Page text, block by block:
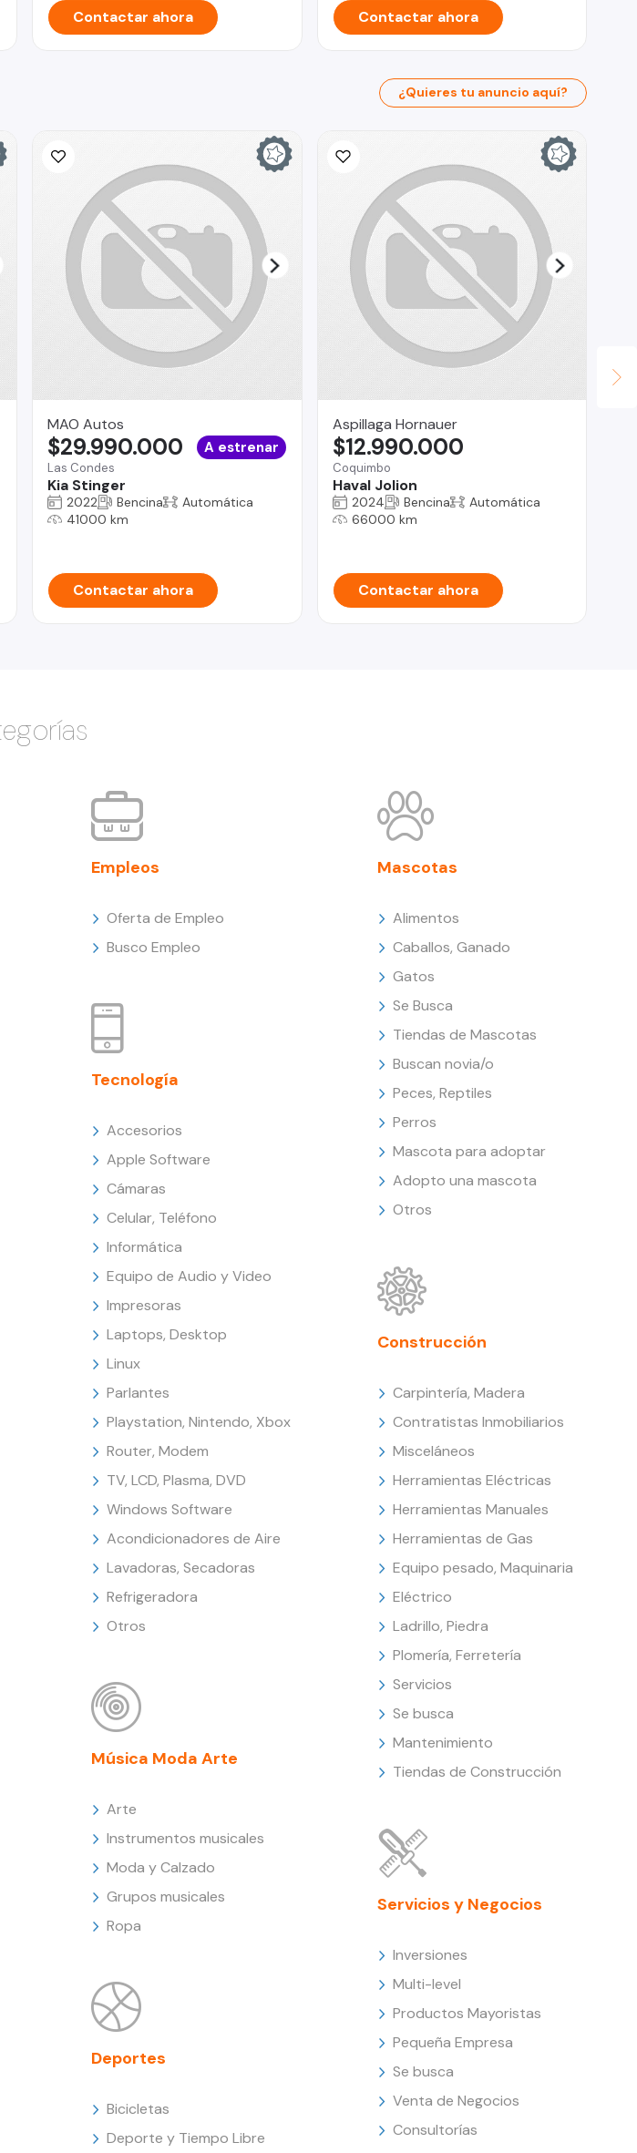
Contactar ahora Contactar ahora
¿Quieres tu anuncio aquí?
MAO Autos
Las Condes
Kia Stinger
$29.990.000 A estrenar
2022 Bencina
Automática
41000 km
Contactar ahora
Aspillaga Hornauer
Coquimbo
Haval Jolion
$12.990.000
2024 Bencina
Automática
66000 km
Contactar ahora
Empleos
Oferta de Empleo
Busco Empleo
Tecnología
Accesorios
Apple Software
Cámaras
Celular, Teléfono
Informática
Equipo de Audio y Video
Impresoras
Laptops, Desktop
Linux
Parlantes
Playstation, Nintendo, Xbox
Router, Modem
TV, LCD, Plasma, DVD
Windows Software
Acondicionadores de Aire
Lavadoras, Secadoras
Refrigeradora
Otros
Música Moda Arte
Arte
Instrumentos musicales
Moda y Calzado
Grupos musicales
Ropa
Deportes
Bicicletas
Deporte y Tiempo Libre
Mascotas
Alimentos
Caballos, Ganado
Gatos
Se Busca
Tiendas de Mascotas
Buscan novia/o
Peces, Reptiles
Perros
Mascota para adoptar
Adopto una mascota
Otros
Construcción
Carpintería, Madera
Contratistas Inmobiliarios
Misceláneos
Herramientas Eléctricas
Herramientas Manuales
Herramientas de Gas
Equipo pesado, Maquinaria
Eléctrico
Ladrillo, Piedra
Plomería, Ferretería
Servicios
Se busca
Mantenimiento
Tiendas de Construcción
Servicios y Negocios
Inversiones
Multi-level
Productos Mayoristas
Pequeña Empresa
Se busca
Venta de Negocios
Consultorías